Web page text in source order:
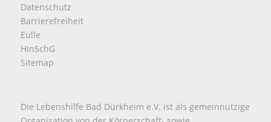
Datenschutz
Barrierefreiheit
Eulle
HinSchG
Sitemap
Die Lebenshilfe Bad Dürkheim e.V. ist als gemeinnützige